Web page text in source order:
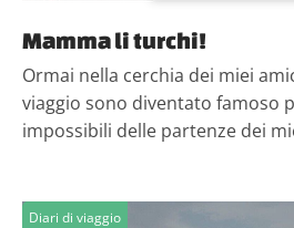
Mamma li turchi!
Ormai nella cerchia dei miei
viaggio sono diventato famoso
impossibili delle partenze dei
Diari di viaggio